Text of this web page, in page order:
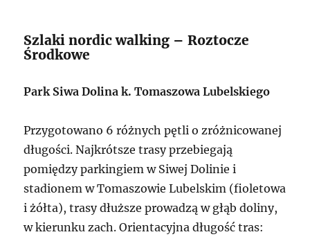
Szlaki nordic walking – Roztocze
Środkowe
Park Siwa Dolina k. Tomaszowa Lubelskiego
Przygotowano 6 różnych pętli o zróżnicowanej
długości. Najkrótsze trasy przebiegają
pomiędzy parkingiem w Siwej Dolinie i
stadionem w Tomaszowie Lubelskim (fioletowa
i żółta), trasy dłuższe prowadzą w głąb doliny,
w kierunku zach. Orientacyjna długość tras: